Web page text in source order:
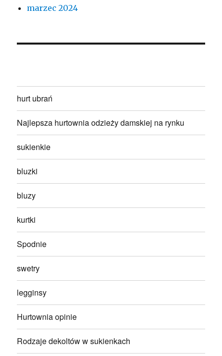
marzec 2024
hurt ubrań
Najlepsza hurtownia odzieży damskiej na rynku
sukienkie
bluzki
bluzy
kurtki
Spodnie
swetry
legginsy
Hurtownia opinie
Rodzaje dekoltów w sukienkach